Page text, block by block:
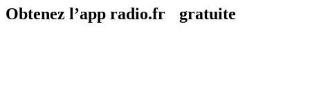
Obtenez l’app radio.fr gratuite